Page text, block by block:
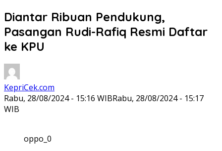
Diantar Ribuan Pendukung,
Pasangan Rudi-Rafiq Resmi Daftar
ke KPU
KepriCek.com
Rabu, 28/08/2024 - 15:16 WIBRabu, 28/08/2024 - 15:17
WIB
oppo_0